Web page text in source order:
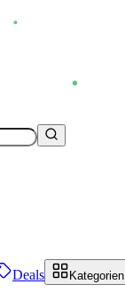
Deals Kategorien